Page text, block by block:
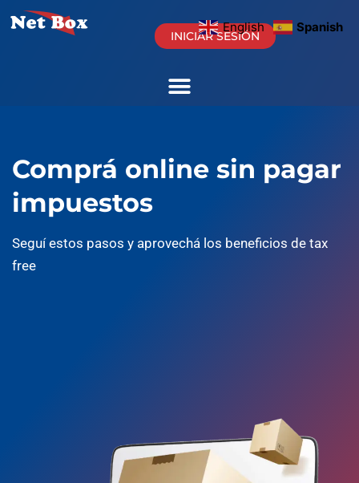
INICIAR SESIÓN
Comprá online sin pagar
impuestos
Seguí estos pasos y aprovechá los beneficios de tax
free
English Spanish